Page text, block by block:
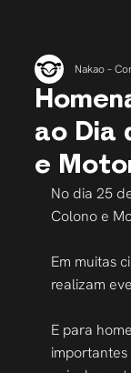
ao Dia
e
Nakao –
No dia 25
Colono e
Em muitas
realizam
E para
importantes